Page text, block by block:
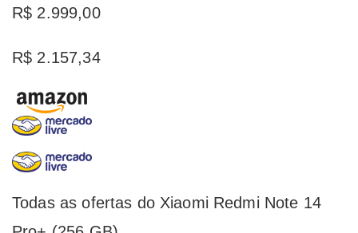
R$ 2.999,00
R$ 2.157,34
Todas as ofertas do Xiaomi Redmi Note 14